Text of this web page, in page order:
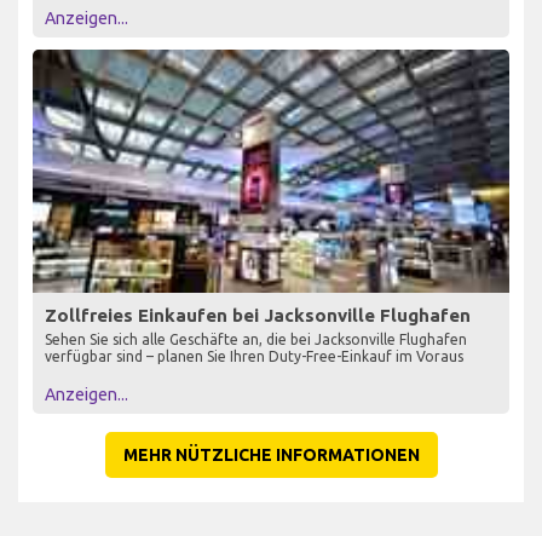
Anzeigen...
Zollfreies Einkaufen bei Jacksonville Flughafen
Sehen Sie sich alle Geschäfte an, die bei Jacksonville Flughafen
verfügbar sind – planen Sie Ihren Duty-Free-Einkauf im Voraus
Anzeigen...
MEHR NÜTZLICHE INFORMATIONEN